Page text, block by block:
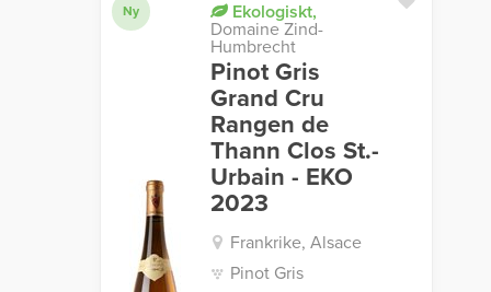
Ny
Ekologiskt,
Domaine Zind-
Humbrecht
Pinot Gris
Grand Cru
Rangen de
Thann Clos St.-
Urbain - EKO
2023
Frankrike, Alsace
Pinot Gris